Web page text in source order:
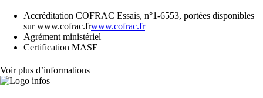
Accréditation COFRAC Essais, n°1-6553, portées disponibles
sur www.cofrac.frwww.cofrac.fr
Agrément ministériel
Certification MASE
Voir plus d’informations